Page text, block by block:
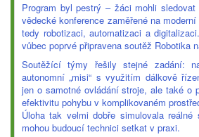
Program byl pestrý – žáci mohli sledovat
vědecké konference zaměřené na
tedy robotizaci, automatizaci a
vůbec poprvé připravena soutěž Robotika
Soutěžící týmy řešily stejné zadání:
autonomní „misi“ s využitím dálkově
jen o samotné ovládání stroje, ale také o
efektivitu pohybu v komplikovaném
Úloha tak velmi dobře simulovala
mohou budoucí technici setkat v praxi.